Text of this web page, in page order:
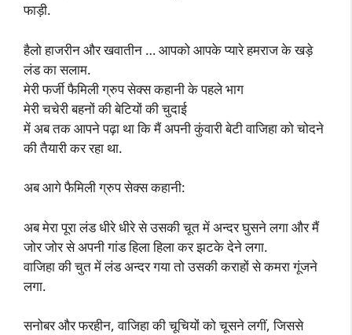
फाड़ी.
हैलो हाजरीन और खवातीन … आपको आपके प्यारे हमराज के खड़े
लंड का सलाम.
मेरी फर्जी फैमिली ग्रुप सेक्स कहानी के पहले भाग
मेरी चचेरी बहनों की बेटियों की चुदाई
में अब तक आपने पढ़ा था कि मैं अपनी कुंवारी बेटी वाजिहा को चोदने
की तैयारी कर रहा था.
अब आगे फैमिली ग्रुप सेक्स कहानी:
अब मेरा पूरा लंड धीरे धीरे से उसकी चूत में अन्दर घुसने लगा और मैं
जोर जोर से अपनी गांड हिला हिला कर झटके देने लगा.
वाजिहा की चुत में लंड अन्दर गया तो उसकी कराहों से कमरा गूंजने
लगा.
सनोबर और फरहीन, वाजिहा की चूचियों को चूसने लगीं, जिससे